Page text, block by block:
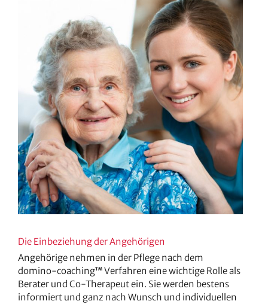
Die Einbeziehung der Angehörigen
Angehörige nehmen in der Pflege nach dem
domino-coachingTMVerfahren eine wichtige Rolle als
Berater und Co-Therapeut ein. Sie werden bestens
informiert und ganz nach Wunsch und individuellen